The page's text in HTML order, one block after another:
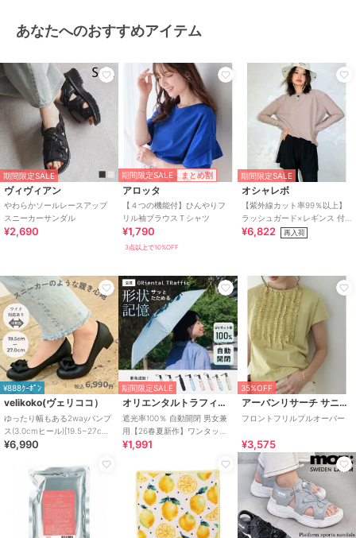
あなたへのおすすめアイテム
期間限定SALE
ヴィヴィアン
やわらかソールレースアップ
スニーカーサンダル
¥2,690
期間限定SALE まとめ割
アロッタ
【４つの機能付】ひんやりフ
リル袖ブラウスＴシャツ
¥1,790
3点以上で10%OFF
期間限定SALE
オシャレボ
【紫外線カット率99％以上】
ラッシュガード×レギンス 付
き タンキニ
¥6,822 再入荷
¥888ｸｰﾎﾟﾝ
velikoko(ヴェリココ）
ゆったり幅もある2wayパンプ
ス(3.0cmヒール)[19.5~27cm]
ラクチンきれいシューズ
¥6,990
期間限定SALE
オリエンタルトラフィック
遮光率100％ 自動開閉 男女兼
用【26春夏新作】ワンタッチ
晴雨兼用 折りたたみ傘 /G-
¥1,991
35%OFF
アーバンリサーチ サニーレーベル
フロントフリルプルオーバー
¥3,575